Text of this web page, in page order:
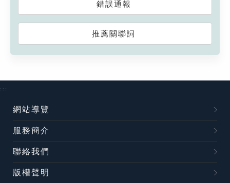
錯誤通報
推薦關聯詞
:::
網站導覽
服務簡介
聯絡我們
版權聲明